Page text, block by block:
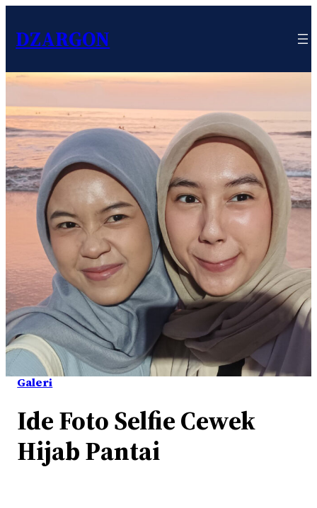
DZARGON
Galeri
Ide Foto Selfie Cewek
Hijab Pantai